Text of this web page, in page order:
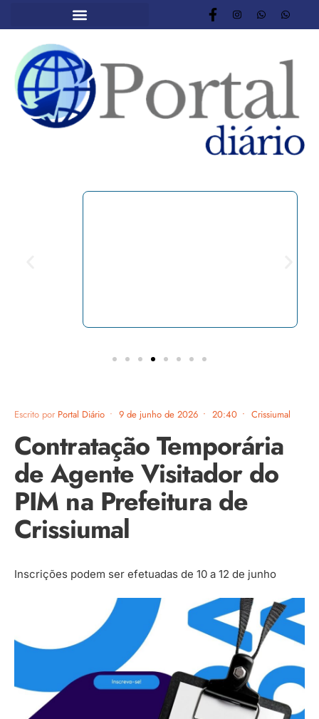
Escrito por Portal Diário • 9 de junho de 2026 • 20:40 • Crissiumal
Contratação Temporária
de Agente Visitador do
PIM na Prefeitura de
Crissiumal
Inscrições podem ser efetuadas de 10 a 12 de junho